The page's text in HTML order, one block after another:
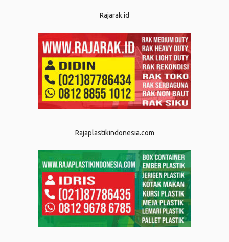
Rajarak.id
Rajaplastikindonesia.com